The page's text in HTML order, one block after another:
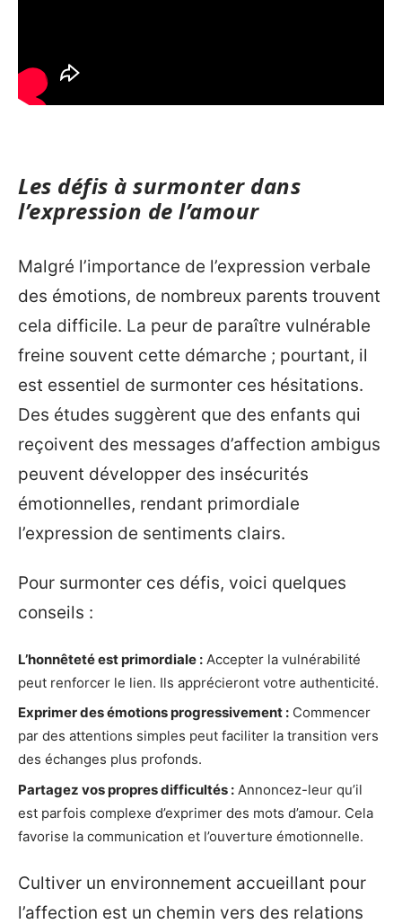
Les défis à surmonter dans
l’expression de l’amour
Malgré l’importance de l’expression verbale
des émotions, de nombreux parents trouvent
cela difficile. La peur de paraître vulnérable
freine souvent cette démarche ; pourtant, il
est essentiel de surmonter ces hésitations.
Des études suggèrent que des enfants qui
reçoivent des messages d’affection ambigus
peuvent développer des insécurités
émotionnelles, rendant primordiale
l’expression de sentiments clairs.
Pour surmonter ces défis, voici quelques
conseils :
L’honnêteté est primordiale : Accepter la vulnérabilité
peut renforcer le lien. Ils apprécieront votre authenticité.
Exprimer des émotions progressivement : Commencer
par des attentions simples peut faciliter la transition vers
des échanges plus profonds.
Partagez vos propres difficultés : Annoncez-leur qu’il
est parfois complexe d’exprimer des mots d’amour. Cela
favorise la communication et l’ouverture émotionnelle.
Cultiver un environnement accueillant pour
l’affection est un chemin vers des relations